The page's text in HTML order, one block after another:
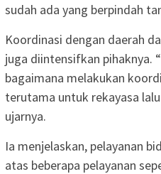
sudah ada yang berpindah
Koordinasi dengan daerah
juga diintensifkan pihaknya.
bagaimana melakukan
terutama untuk rekayasa
ujarnya.
Ia menjelaskan, pelayanan
atas beberapa pelayanan